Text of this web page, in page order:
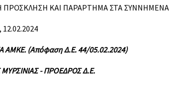
ΠΡΟΣΚΛΗΣΗ ΚΑΙ ΠΑΡΑΡΤΗΜΑ ΣΤΑ
ΑΜΚΕ. (Απόφαση Δ.Ε. 44/05.02.2024)
- ΠΡΟΕΔΡΟΣ Δ.Ε.